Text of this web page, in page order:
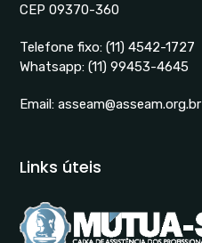
CEP 09370-360
Telefone fixo:(11) 4542-1727
Whatsapp:(11) 99453-4645
Email:asseam@asseam.org.br
Links úteis